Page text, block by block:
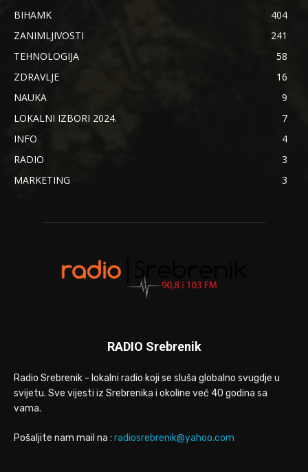
BIHAMK
404
ZANIMLJIVOSTI
241
TEHNOLOGIJA
58
ZDRAVLJE
16
NAUKA
9
LOKALNI IZBORI 2024.
7
INFO
4
RADIO
3
MARKETING
3
RADIO Srebrenik
Radio Srebrenik - lokalni radio koji se sluša globalno svugdje u
svijetu. Sve vijesti iz Srebrenika i okoline već 40 godina sa
vama.
Pošaljite nam mail na : radiosrebrenik@yahoo.com